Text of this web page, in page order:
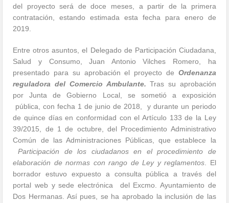
del proyecto será de doce meses, a partir de la primera
contratación, estando estimada esta fecha para enero de
2019.
Entre otros asuntos, el Delegado de Participación Ciudadana,
Salud y Consumo, Juan Antonio Vilches Romero, ha
presentado para su aprobación el proyecto de Ordenanza
reguladora del Comercio Ambulante.Tras su aprobación
por Junta de Gobierno Local, se sometió a exposición
pública, con fecha 1 de junio de 2018, y durante un periodo
de quince días en conformidad con el Artículo 133 de la Ley
39/2015, de 1 de octubre, del Procedimiento Administrativo
Común de las Administraciones Públicas, que establece la
Participación de los ciudadanos en el procedimiento de
elaboración de normas con rango de Ley y reglamentos . El
borrador estuvo expuesto a consulta pública a través del
portal web y sede electrónica del Excmo. Ayuntamiento de
Dos Hermanas. Así pues, se ha aprobado la inclusión de las